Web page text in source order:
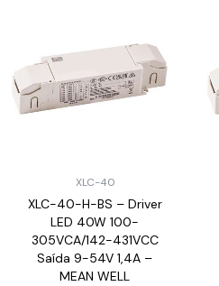
XLC-40
XLC-40-H-BS – Driver
LED 40W 100-
305VCA/142-431VCC
Saída 9-54V 1,4A –
MEAN WELL